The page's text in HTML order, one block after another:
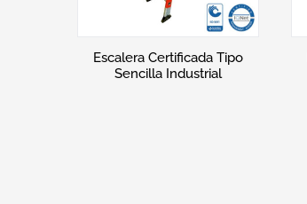
Escalera Certificada Tipo
Tijera con Plataforma